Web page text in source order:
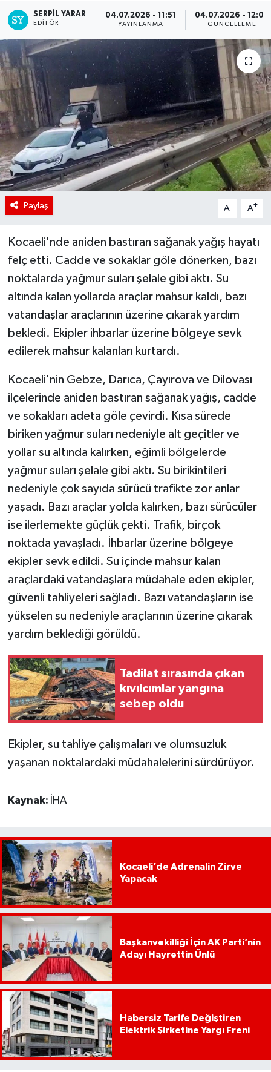
SERPİL YARAR
EDITÖR
04.07.2026 - 11:51
YAYINLANMA
04.07.2026 - 12:05
GÜNCELLEME
Paylaş A- A+
Kocaeli'nde aniden bastıran sağanak yağış hayatı
felç etti. Cadde ve sokaklar göle dönerken, bazı
noktalarda yağmur suları şelale gibi aktı. Su
altında kalan yollarda araçlar mahsur kaldı, bazı
vatandaşlar araçlarının üzerine çıkarak yardım
bekledi. Ekipler ihbarlar üzerine bölgeye sevk
edilerek mahsur kalanları kurtardı.
Kocaeli'nin Gebze, Darıca, Çayırova ve Dilovası
ilçelerinde aniden bastıran sağanak yağış, cadde
ve sokakları adeta göle çevirdi. Kısa sürede
biriken yağmur suları nedeniyle alt geçitler ve
yollar su altında kalırken, eğimli bölgelerde
yağmur suları şelale gibi aktı. Su birikintileri
nedeniyle çok sayıda sürücü trafikte zor anlar
yaşadı. Bazı araçlar yolda kalırken, bazı sürücüler
ise ilerlemekte güçlük çekti. Trafik, birçok
noktada yavaşladı. İhbarlar üzerine bölgeye
ekipler sevk edildi. Su içinde mahsur kalan
araçlardaki vatandaşlara müdahale eden ekipler,
güvenli tahliyeleri sağladı. Bazı vatandaşların ise
yükselen su nedeniyle araçlarının üzerine çıkarak
yardım beklediği görüldü.
Tadilat sırasında çıkan
kıvılcımlar yangına
sebep oldu
Ekipler, su tahliye çalışmaları ve olumsuzluk
yaşanan noktalardaki müdahalelerini sürdürüyor.
Kaynak: İHA
Kocaeli’de Adrenalin Zirve
Yapacak
Başkanvekilliği İçin AK Parti’nin
Adayı Hayrettin Ünlü
Habersiz Tarife Değiştiren
Elektrik Şirketine Yargı Freni